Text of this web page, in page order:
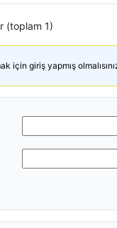
(toplam 1)
için giriş yapmış